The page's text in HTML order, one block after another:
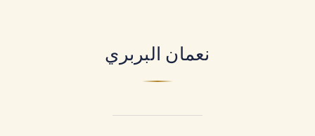
نعمان البربري